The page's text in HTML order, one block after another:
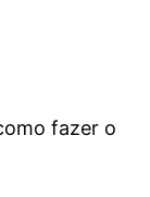
fazer o